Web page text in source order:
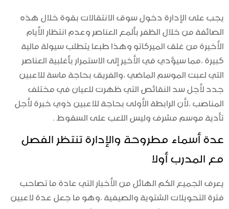
يجب على الإدارة دخول سوق الانتقالات بقوة خلال هذه
الصائفة من خلال الظفر بألمع العناصر وعدم انتظار الأيام
الأخيرة من غلق الميركاتو وهذا طبعا يتطلب سيولة مالية
كبيرة ،مما سيؤدي في الأخير إلى الاستمرار بأغلبية العناصر
التي لعبت الموسم الماضي ،والفريق بحاجة ماسة للاعبين
جدد لأجل سد النقائص التي ظهرت للعيان في مختلف
المناصب ،لأن الرابطة الأولى بحاجة للاعبين ذوي خبرة لأجل
تأدية موسم مشرف وليس اللعب على السقوط .
عدة أسماء مطروحة والإدارة تنتظر الفصل
مع المدرب أولا
يعرف الجميع الكم الهائل من الأخبار التي عادة ما تصاحب
فترة التحويلات الشتوية والصيفية ،وهو ما جعل عدة لاعبين